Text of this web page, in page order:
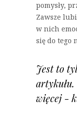
pomysły,
Zawsze
w nich
się do tego
Jest to
artykułu.
więcej -